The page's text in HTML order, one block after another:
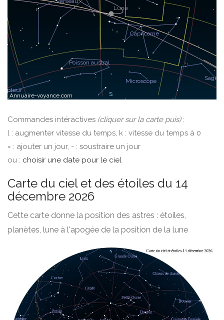
Commandes intéractives (cliquer sur la carte puis):
l : augmenter vitesse du temps, k : vitesse du temps à 0
= : ajouter un jour, - : soustraire un jour
ou : choisir une date pour le ciel
Carte du ciel et des étoiles du 14
décembre 2026
Cette carte donne la position des astres : étoiles,
planètes, lune à l'apogée de la position de la lune